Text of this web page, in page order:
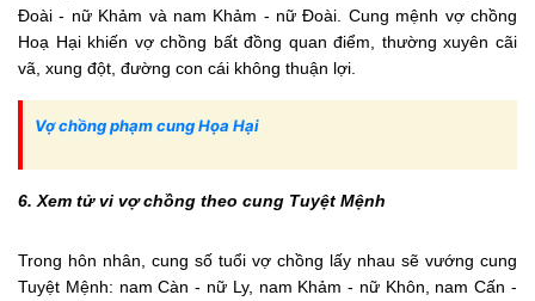
Đoài - nữ Khảm và nam Khảm - nữ Đoài. Cung mệnh vợ chồng
Hoạ Hại khiến vợ chồng bất đồng quan điểm, thường xuyên cãi
vã, xung đột, đường con cái không thuận lợi.
Vợ chồng phạm cung Họa Hại
6. Xem tử vi vợ chồng theo cung Tuyệt Mệnh
Trong hôn nhân, cung số tuổi vợ chồng lấy nhau sẽ vướng cung
Tuyệt Mệnh: nam Càn - nữ Ly, nam Khảm - nữ Khôn, nam Cấn -